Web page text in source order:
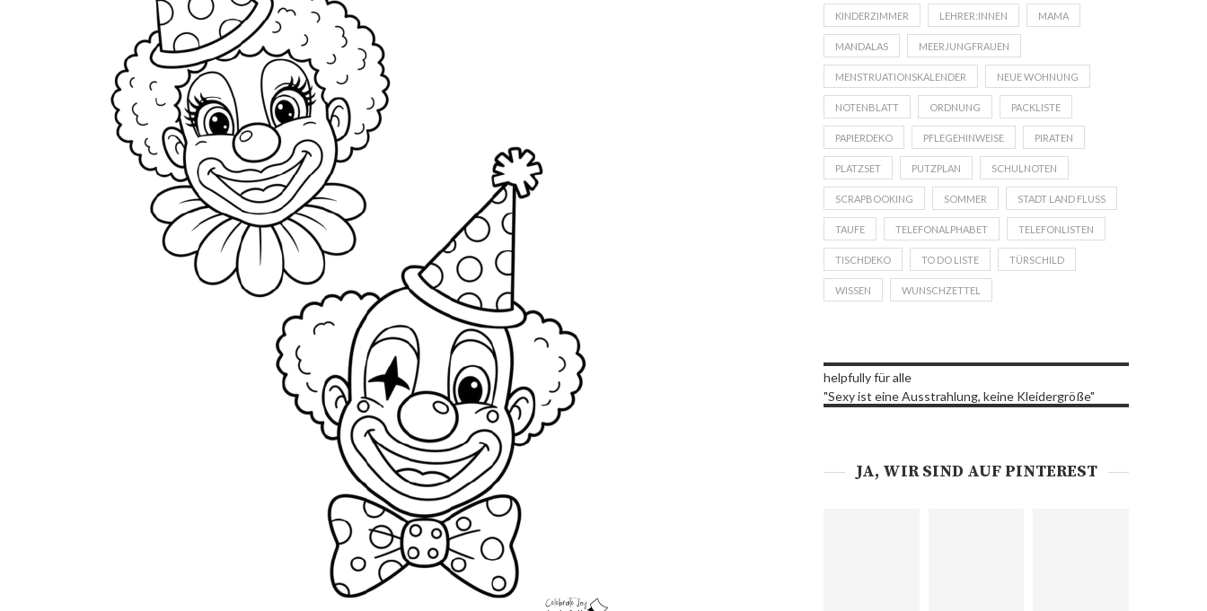
KINDERZIMMER LEHRER:INNEN MAMA
MANDALAS MEERJUNGFRAUEN
MENSTRUATIONSKALENDER NEUE WOHNUNG
NOTENBLATT ORDNUNG PACKLISTE
PAPIERDEKO PFLEGEHINWEISE PIRATEN
PLATZSET PUTZPLAN SCHULNOTEN
SCRAPBOOKING SOMMER STADT LAND FLUSS
TAUFE TELEFONALPHABET TELEFONLISTEN
TISCHDEKO TO DO LISTE TÜRSCHILD
WISSEN WUNSCHZETTEL
helpfully für alle
"Sexy ist eine Ausstrahlung, keine Kleidergröße"
JA, WIR SIND AUF PINTEREST